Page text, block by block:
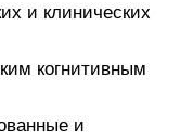
и клинических
когнитивным
и